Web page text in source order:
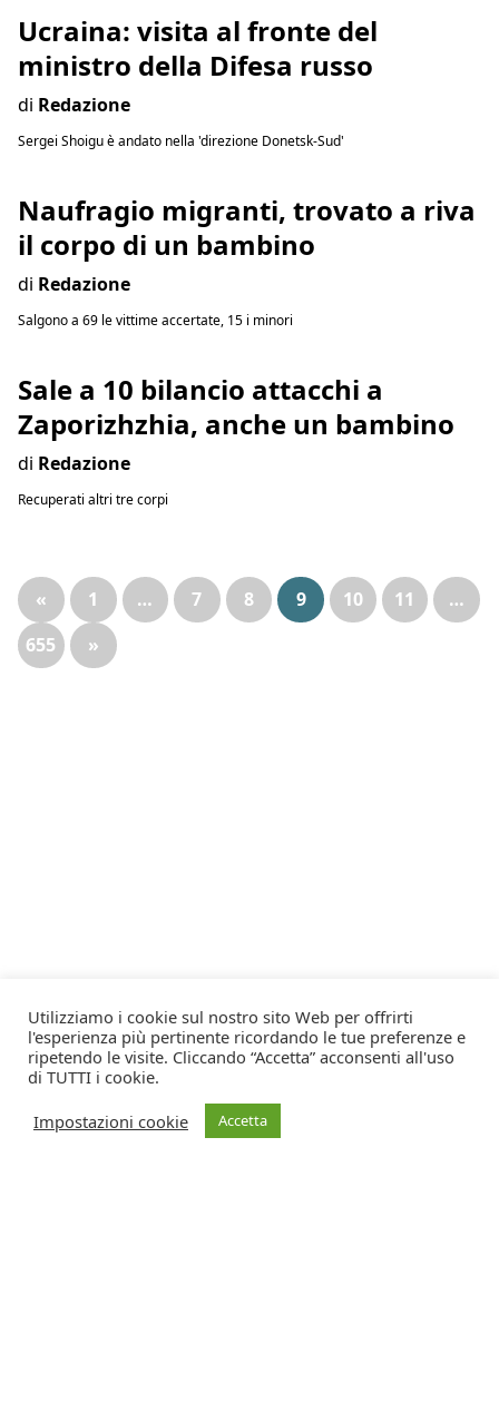
Ucraina: visita al fronte del
ministro della Difesa russo
di Redazione
Sergei Shoigu è andato nella 'direzione Donetsk-Sud'
Naufragio migranti, trovato a riva
il corpo di un bambino
di Redazione
Salgono a 69 le vittime accertate, 15 i minori
Sale a 10 bilancio attacchi a
Zaporizhzhia, anche un bambino
di Redazione
Recuperati altri tre corpi
« 1 … 7 8 9 10 11
…
655
»
Utilizziamo i cookie sul nostro sito Web per offrirti
l'esperienza più pertinente ricordando le tue preferenze e
ripetendo le visite. Cliccando “Accetta” acconsenti all'uso
di TUTTI i cookie.
Impostazioni cookie
Accetta